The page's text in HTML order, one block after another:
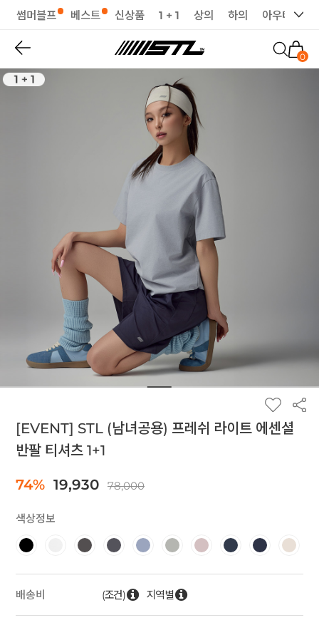
썸머블프 베스트 신상품 1 + 1 상의 하의 아우터
0
[EVENT] STL (남녀공용) 프레쉬 라이트 에센셜
반팔 티셔츠 1+1
74% 19,930 78,000
색상정보
배송비 (조건) 지역별